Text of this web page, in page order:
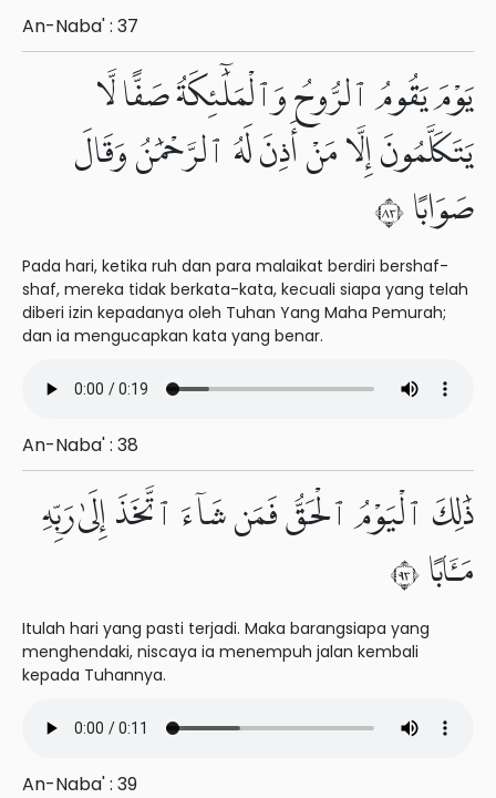
An-Naba' : 37
يَوْمَ يَقُومُ ٱلرُّوحُ وَٱلْمَلَٰٓئِكَةُ صَفًّا لَّا
يَتَكَلَّمُونَ إِلَّا مَنْ أَذِنَ لَهُ ٱلرَّحْمَٰنُ وَقَالَ
صَوَابًا ٣٨
Pada hari, ketika ruh dan para malaikat berdiri bershaf-
shaf, mereka tidak berkata-kata, kecuali siapa yang telah
diberi izin kepadanya oleh Tuhan Yang Maha Pemurah;
dan ia mengucapkan kata yang benar.
An-Naba' : 38
ذَٰلِكَ ٱلْيَوْمُ ٱلْحَقُّ فَمَن شَآءَ ٱتَّخَذَ إِلَىٰ رَبِّهِۦ
مَـَٔابًا ٣٩
Itulah hari yang pasti terjadi. Maka barangsiapa yang
menghendaki, niscaya ia menempuh jalan kembali
kepada Tuhannya.
An-Naba' : 39